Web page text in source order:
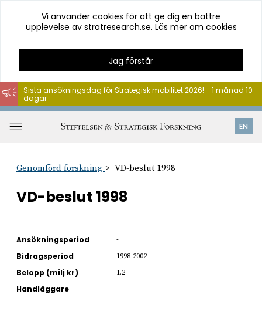
Hoppa
till
innehåll
Vi använder cookies för att ge dig en bättre
upplevelse av stratresearch.se. Läs mer om cookies
Jag förstår
EN
Sista ansökningsdag för Strategisk mobilitet 2026! - 1 månad 10
dagar
Genomförd forskning VD-beslut 1998
VD-beslut 1998
Ansökningsperiod -
Bidragsperiod 1998-2002
Belopp (milj kr) 1.2
Handläggare